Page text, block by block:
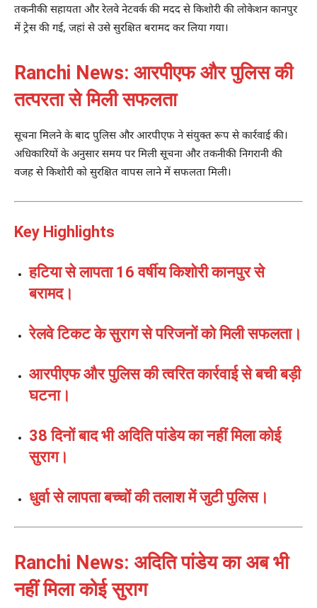
तकनीकी सहायता और रेलवे नेटवर्क की मदद से किशोरी की लोकेशन कानपुर
में ट्रेस की गई, जहां से उसे सुरक्षित बरामद कर लिया गया।
Ranchi News: आरपीएफ और पुलिस की
तत्परता से मिली सफलता
सूचना मिलने के बाद पुलिस और आरपीएफ ने संयुक्त रूप से कार्रवाई की।
अधिकारियों के अनुसार समय पर मिली सूचना और तकनीकी निगरानी की
वजह से किशोरी को सुरक्षित वापस लाने में सफलता मिली।
Key Highlights
हटिया से लापता 16 वर्षीय किशोरी कानपुर से
बरामद।
रेलवे टिकट के सुराग से परिजनों को मिली सफलता।
आरपीएफ और पुलिस की त्वरित कार्रवाई से बची बड़ी
घटना।
38 दिनों बाद भी अदिति पांडेय का नहीं मिला कोई
सुराग।
धुर्वा से लापता बच्चों की तलाश में जुटी पुलिस।
Ranchi News: अदिति पांडेय का अब भी
नहीं मिला कोई सुराग